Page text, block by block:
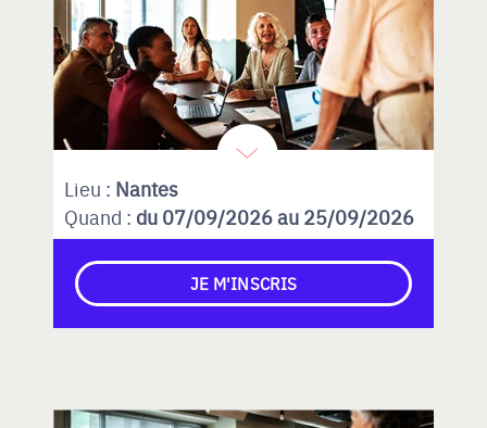
Lieu : Nantes
Quand : du 07/09/2026 au 25/09/2026
JE M'INSCRIS